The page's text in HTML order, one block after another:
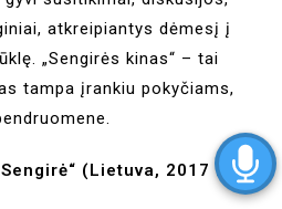
atkreipiantys dėmesį į
„Sengirės kinas“ – tai
tampa įrankiu pokyčiams,
(Lietuva, 2017 m.,